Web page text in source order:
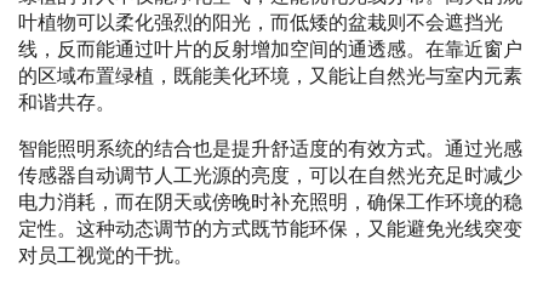
叶植物可以柔化强烈的阳光，而低矮的盆栽则不会遮挡光
线，反而能通过叶片的反射增加空间的通透感。在靠近窗户
的区域布置绿植，既能美化环境，又能让自然光与室内元素
和谐共存。
智能照明系统的结合也是提升舒适度的有效方式。通过光感
传感器自动调节人工光源的亮度，可以在自然光充足时减少
电力消耗，而在阴天或傍晚时补充照明，确保工作环境的稳
定性。这种动态调节的方式既节能环保，又能避免光线突变
对员工视觉的干扰。